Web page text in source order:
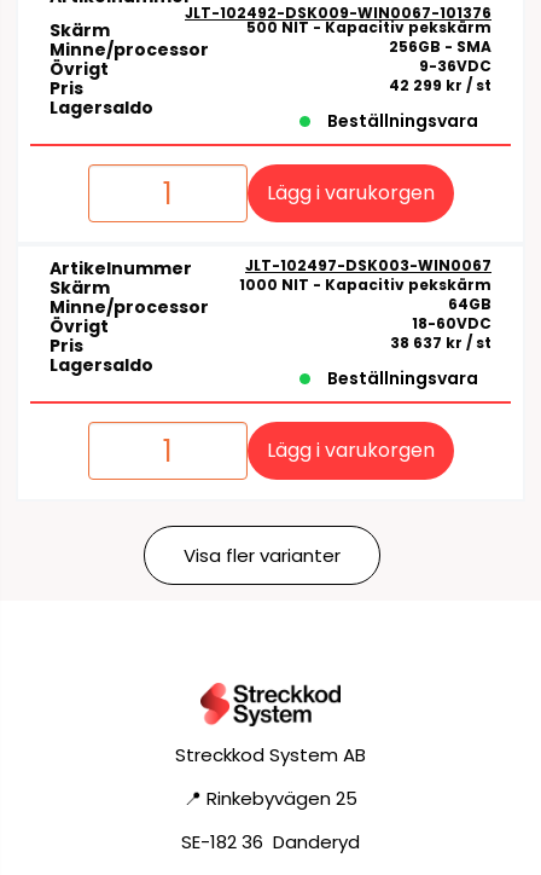
JLT-102492-DSK009-WIN0067-101376
Skärm 500 NIT - Kapacitiv pekskärm
Minne/processor 256GB - SMA
Övrigt 9-36VDC
Pris 42 299 kr / st
Lagersaldo
Beställningsvara
Lägg i varukorgen
Artikelnummer JLT-102497-DSK003-WIN0067
Skärm 1000 NIT - Kapacitiv pekskärm
Minne/processor 64GB
Övrigt 18-60VDC
Pris 38 637 kr / st
Lagersaldo
Beställningsvara
Lägg i varukorgen
Visa fler varianter
Streckkod System AB
📍 Rinkebyvägen 25
SE-182 36 Danderyd